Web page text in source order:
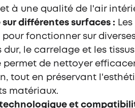
à une qualité de l'air
sur différentes surfaces :
fonctionner sur
dur, le carrelage et les
permet de nettoyer
tout en préservant
matériaux.
et